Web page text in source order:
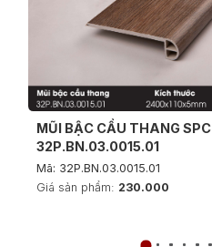
MŨI BẬC CẦU THANG SPC
32P.BN.03.0015.01
Mã: 32P.BN.03.0015.01
Giá sản phẩm: 230.000